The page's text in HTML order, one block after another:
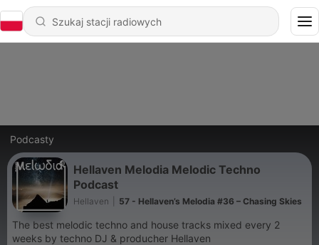
Podcasty
Hellaven Melodia Melodic Techno
Podcast
Hellaven 57 - Hellaven’s Melodia #36 – Chasing Skies
The best melodic techno and house tracks mixed every 2
weeks by techno DJ & producher Hellaven